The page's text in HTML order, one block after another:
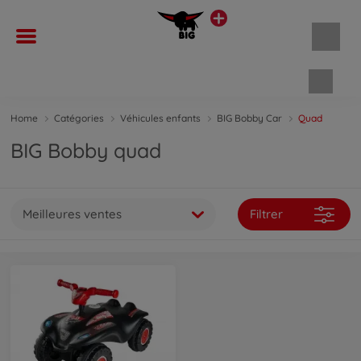
Home Catégories Véhicules enfants BIG Bobby Car Quad
BIG Bobby quad
Meilleures ventes Filtrer